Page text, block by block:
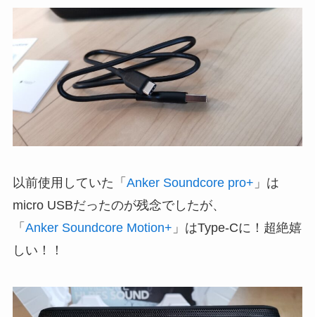
以前使用していた「 Anker Soundcore pro+ 」は
micro USBだったのが残念でしたが、
「 Anker Soundcore Motion+ 」はType-Cに！超絶嬉
しい！！